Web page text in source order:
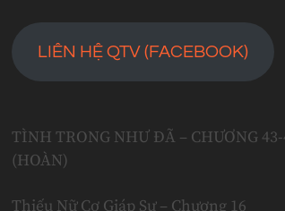
LIÊN HỆ QTV (FACEBOOK)
TÌNH TRONG NHƯ ĐÃ – CHƯƠNG 43-
(HOÀN)
Thiếu Nữ Cơ Giáp Sư – Chương 16